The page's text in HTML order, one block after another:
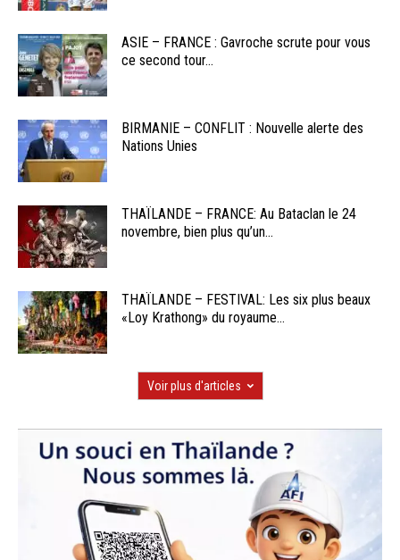
ASIE – FRANCE : Gavroche scrute pour vous
ce second tour...
BIRMANIE – CONFLIT : Nouvelle alerte des
Nations Unies
THAÏLANDE – FRANCE: Au Bataclan le 24
novembre, bien plus qu’un...
THAÏLANDE – FESTIVAL: Les six plus beaux
«Loy Krathong» du royaume...
Voir plus d'articles